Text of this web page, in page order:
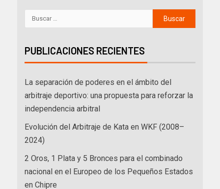
PUBLICACIONES RECIENTES
La separación de poderes en el ámbito del
arbitraje deportivo: una propuesta para reforzar la
independencia arbitral
Evolución del Arbitraje de Kata en WKF (2008–
2024)
2 Oros, 1 Plata y 5 Bronces para el combinado
nacional en el Europeo de los Pequeños Estados
en Chipre